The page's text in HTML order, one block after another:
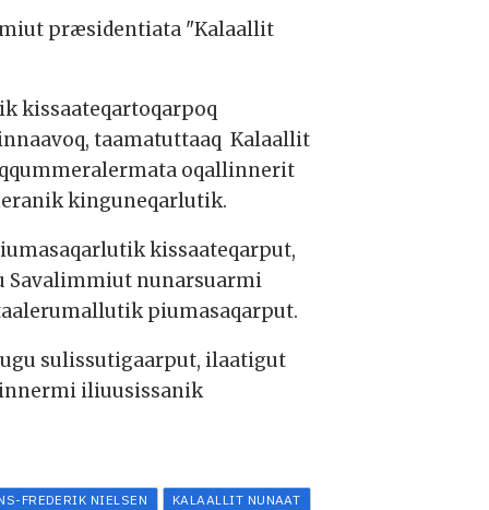
præsidentiata "Kalaallit
kissaateqartoqarpoq
taamatuttaaq Kalaallit
oqallinnerit
kinguneqarlutik.
kissaateqarput,
Savalimmiut nunarsuarmi
piumasaqarput.
sulissutigaarput, ilaatigut
iliuusissanik
FREDERIK NIELSEN
KALAALLIT NUNAAT